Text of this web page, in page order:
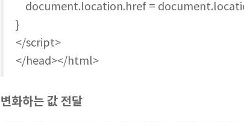
document.location.href =
}
</script>
</head></html>
변화하는 값 전달